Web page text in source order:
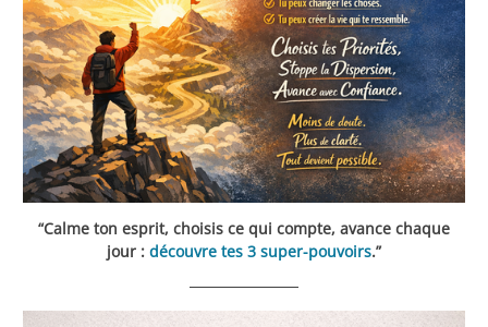
“Calme ton esprit, choisis ce qui compte, avance chaque
jour : découvre tes 3 super-pouvoirs.”